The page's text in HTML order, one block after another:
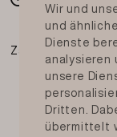
Zahlungsmittel
Wir und
und
Dienste
analysieren
unsere
Dritten.
übermittelt